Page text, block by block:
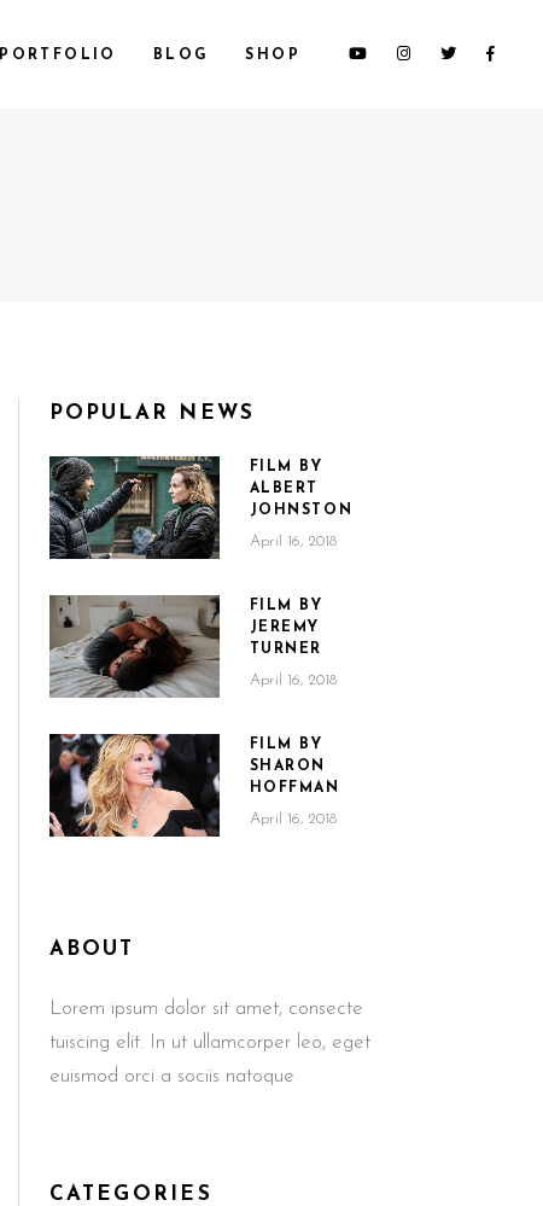
PORTFOLIO BLOG SHOP
POPULAR NEWS
FILM BY
ALBERT
JOHNSTON
April 16, 2018
FILM BY
JEREMY
TURNER
April 16, 2018
FILM BY
SHARON
HOFFMAN
April 16, 2018
ABOUT
Lorem ipsum dolor sit amet, consecte
tuiscing elit. In ut ullamcorper leo, eget
euismod orci a sociis natoque
CATEGORIES